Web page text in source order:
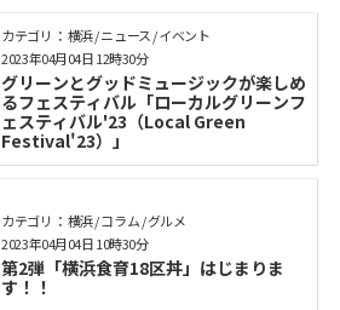
カテゴリ： 横浜 / ニュース / イベント
グリーンとグッドミュージックが楽しめ
るフェスティバル「ローカルグリーンフ
ェスティバル'23（Local Green
Festival'23）」
2023年04月04日 12時30分
カテゴリ： 横浜 / コラム / グルメ
第2弾「横浜食育18区丼」はじまりま
す！！
2023年04月04日 10時30分